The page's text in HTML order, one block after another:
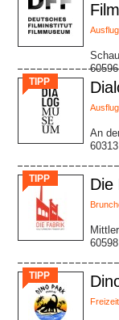
Film
TIPP
An
TIPP Die
TIPP